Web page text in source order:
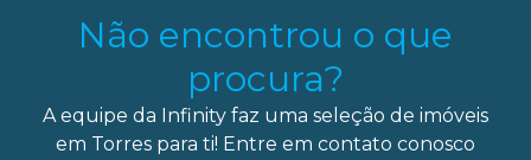
Não encontrou o que
procura?
A equipe da Infinity faz uma seleção de imóveis
em Torres para ti! Entre em contato conosco